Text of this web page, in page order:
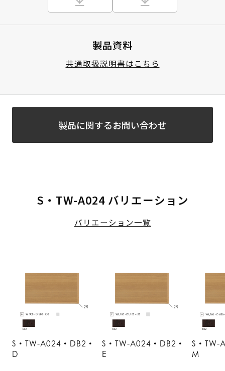
製品資料
共通取扱説明書はこちら
製品に関するお問い合わせ
S・TW-A024 バリエーション
バリエーション一覧
S・TW-A024・DB2・
D
S・TW-A024・DB2・
E
S・TW-
M